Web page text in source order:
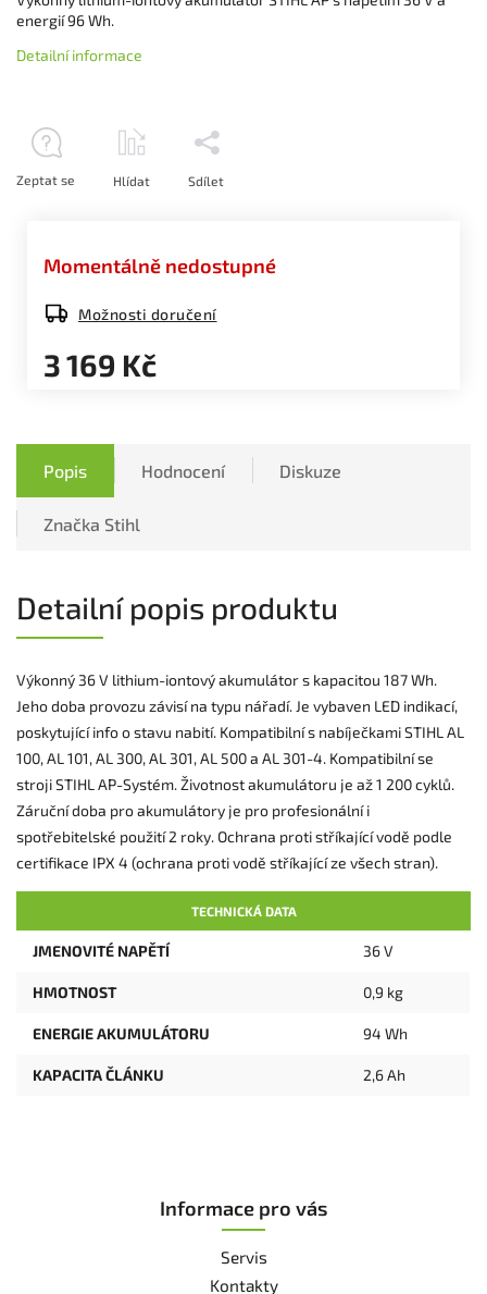
3 169 Kč
Momentálně nedostupné
Možnosti doručení
energií 96 Wh.
Detailní informace
Zeptat se Hlídat Sdílet
Popis Hodnocení Diskuze
Značka Stihl
Detailní popis produktu
Výkonný 36 V lithium-iontový akumulátor s kapacitou 187 Wh.
Jeho doba provozu závisí na typu nářadí. Je vybaven LED indikací,
poskytující info o stavu nabití. Kompatibilní s nabíječkami STIHL AL
100, AL 101, AL 300, AL 301, AL 500 a AL 301-4. Kompatibilní se
stroji STIHL AP-Systém. Životnost akumulátoru je až 1 200 cyklů.
Záruční doba pro akumulátory je pro profesionální i
spotřebitelské použití 2 roky. Ochrana proti stříkající vodě podle
certifikace IPX 4 (ochrana proti vodě stříkající ze všech stran).
TECHNICKÁ DATA
JMENOVITÉ NAPĚTÍ 36 V
HMOTNOST 0,9 kg
ENERGIE AKUMULÁTORU 94 Wh
KAPACITA ČLÁNKU 2,6 Ah
Informace pro vás
Servis
Kontakty